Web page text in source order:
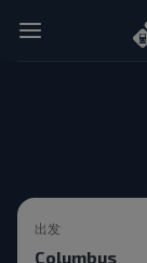
出发